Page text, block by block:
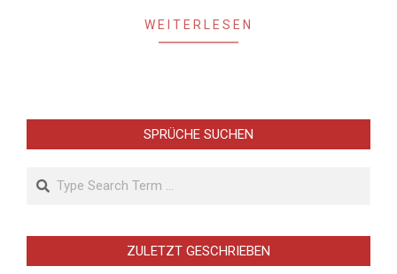
WEITERLESEN
SPRÜCHE SUCHEN
Search
ZULETZT GESCHRIEBEN